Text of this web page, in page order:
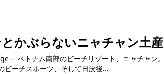
かぶらないニャチャン土産
市で、新鮮なシ
ビーチスポーツ、そして日没後...